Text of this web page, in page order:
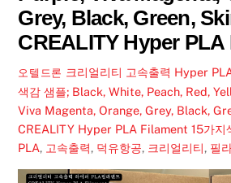
Grey, Black, Green,
CREALITY Hyper
오텔드론 크리얼리티 고속출력 Hyper
색감 샘플; Black, White, Peach, Red,
Viva Magenta, Orange, Grey, Black,
CREALITY Hyper PLA Filament 15가지
PLA, 고속출력, 덕유항공, 크리얼리티, 필